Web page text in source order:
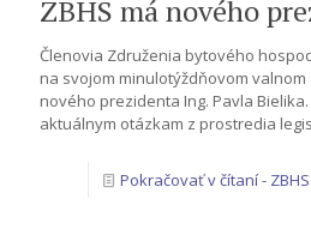
ZBHS má nového
Členovia Združenia bytového
na svojom minulotýždňovom
nového prezidenta Ing. Pavla
aktuálnym otázkam z prostredia
Pokračovať v čítaní-